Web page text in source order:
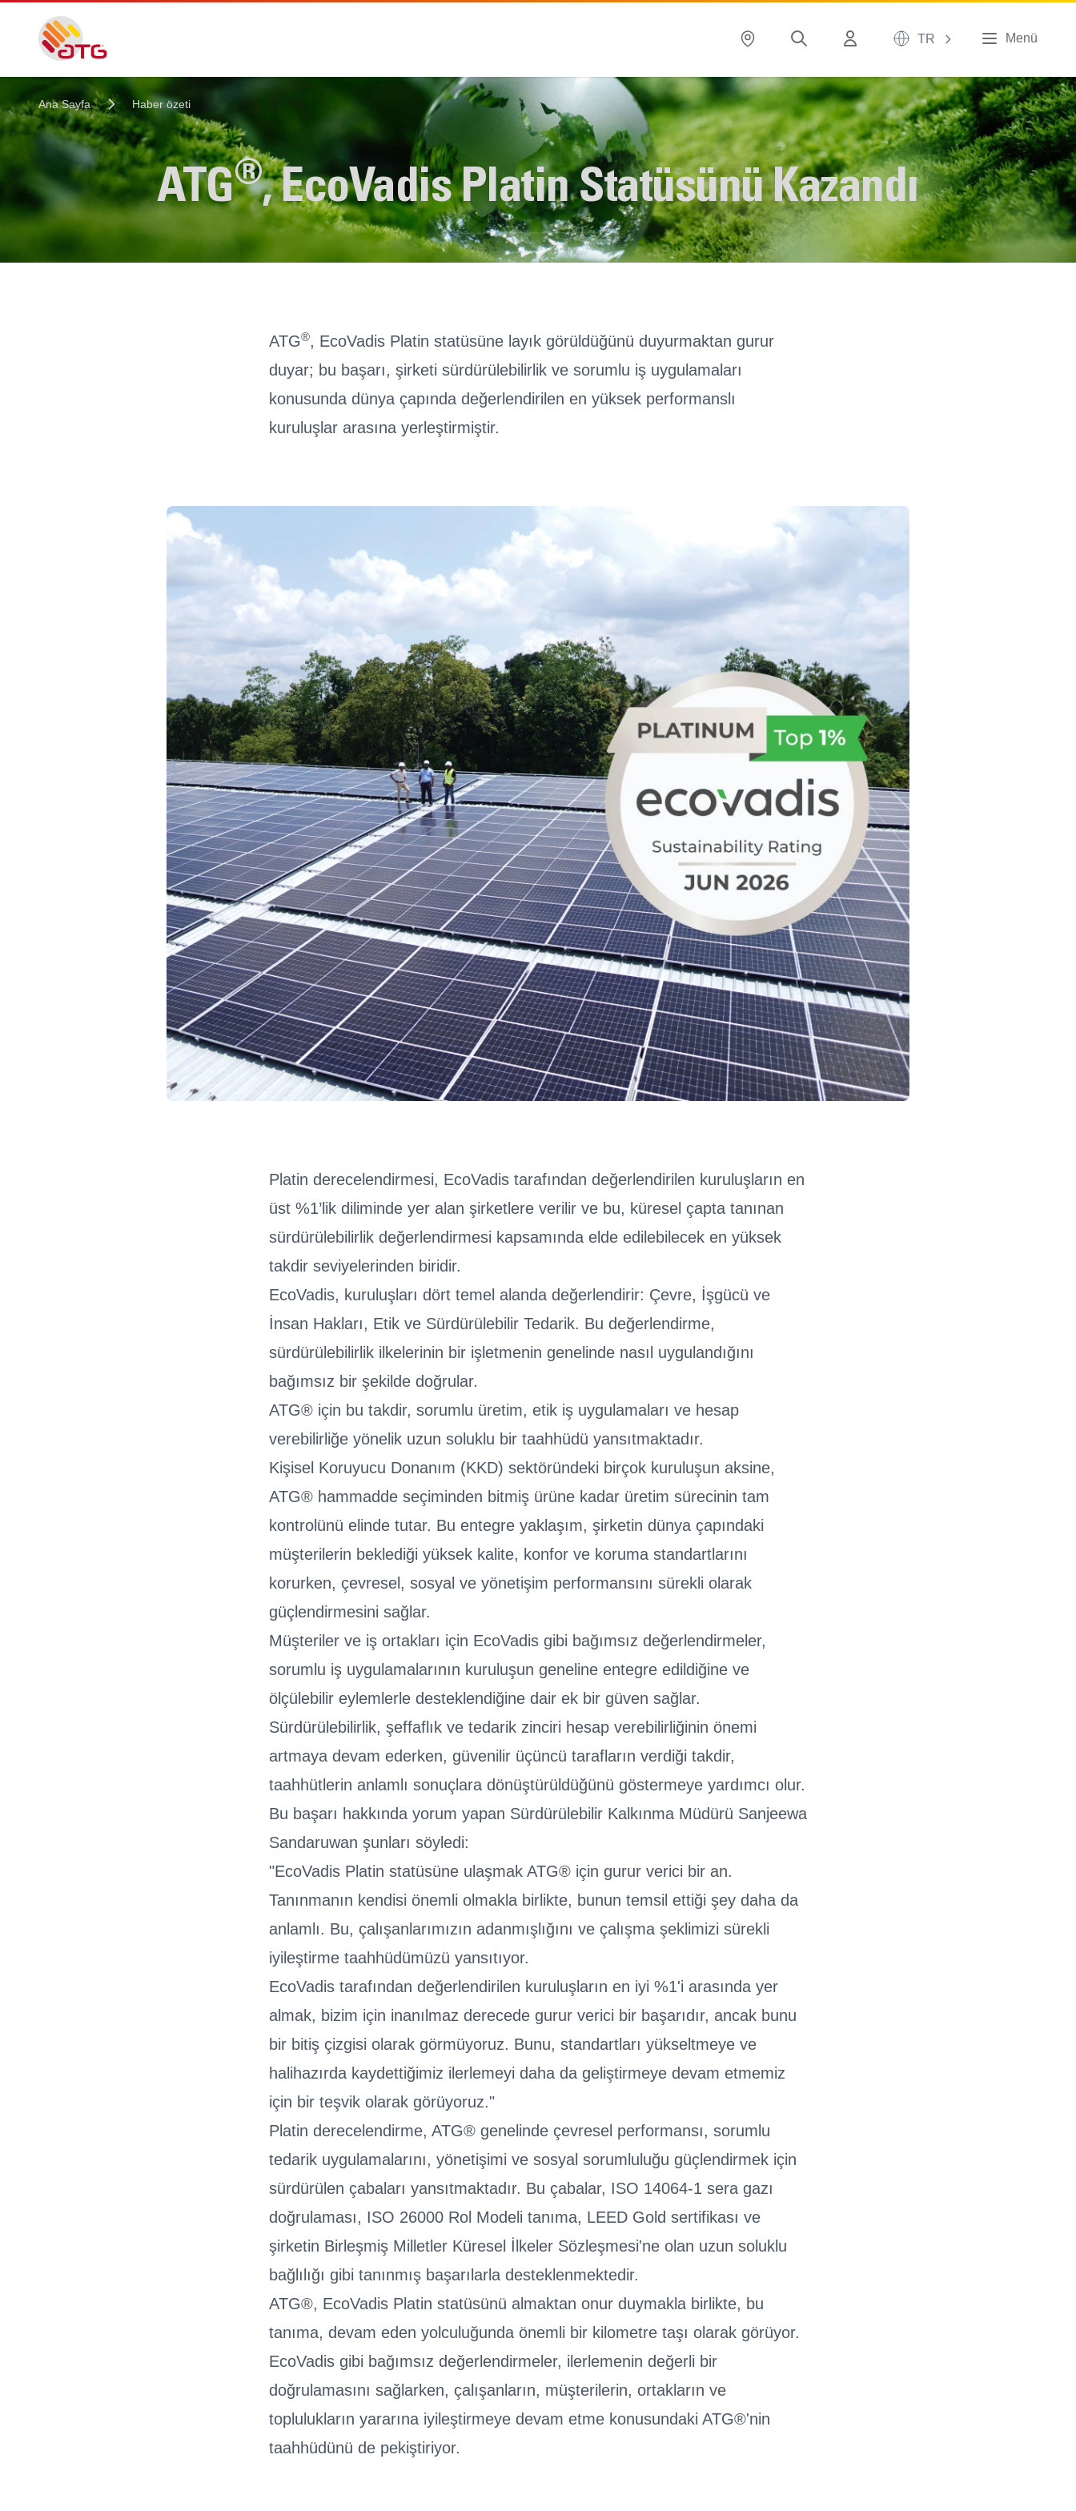
TR Menü
Ana Sayfa Haber özeti
ATG®, EcoVadis Platin Statüsünü Kazandı
ATG®, EcoVadis Platin statüsüne layık görüldüğünü duyurmaktan gurur
duyar; bu başarı, şirketi sürdürülebilirlik ve sorumlu iş uygulamaları
konusunda dünya çapında değerlendirilen en yüksek performanslı
kuruluşlar arasına yerleştirmiştir.
Platin derecelendirmesi, EcoVadis tarafından değerlendirilen kuruluşların en
üst %1’lik diliminde yer alan şirketlere verilir ve bu, küresel çapta tanınan
sürdürülebilirlik değerlendirmesi kapsamında elde edilebilecek en yüksek
takdir seviyelerinden biridir.
EcoVadis, kuruluşları dört temel alanda değerlendirir: Çevre, İşgücü ve
İnsan Hakları, Etik ve Sürdürülebilir Tedarik. Bu değerlendirme,
sürdürülebilirlik ilkelerinin bir işletmenin genelinde nasıl uygulandığını
bağımsız bir şekilde doğrular.
ATG® için bu takdir, sorumlu üretim, etik iş uygulamaları ve hesap
verebilirliğe yönelik uzun soluklu bir taahhüdü yansıtmaktadır.
Kişisel Koruyucu Donanım (KKD) sektöründeki birçok kuruluşun aksine,
ATG® hammadde seçiminden bitmiş ürüne kadar üretim sürecinin tam
kontrolünü elinde tutar. Bu entegre yaklaşım, şirketin dünya çapındaki
müşterilerin beklediği yüksek kalite, konfor ve koruma standartlarını
korurken, çevresel, sosyal ve yönetişim performansını sürekli olarak
güçlendirmesini sağlar.
Müşteriler ve iş ortakları için EcoVadis gibi bağımsız değerlendirmeler,
sorumlu iş uygulamalarının kuruluşun geneline entegre edildiğine ve
ölçülebilir eylemlerle desteklendiğine dair ek bir güven sağlar.
Sürdürülebilirlik, şeffaflık ve tedarik zinciri hesap verebilirliğinin önemi
artmaya devam ederken, güvenilir üçüncü tarafların verdiği takdir,
taahhütlerin anlamlı sonuçlara dönüştürüldüğünü göstermeye yardımcı olur.
Bu başarı hakkında yorum yapan Sürdürülebilir Kalkınma Müdürü Sanjeewa
Sandaruwan şunları söyledi:
"EcoVadis Platin statüsüne ulaşmak ATG® için gurur verici bir an.
Tanınmanın kendisi önemli olmakla birlikte, bunun temsil ettiği şey daha da
anlamlı. Bu, çalışanlarımızın adanmışlığını ve çalışma şeklimizi sürekli
iyileştirme taahhüdümüzü yansıtıyor.
EcoVadis tarafından değerlendirilen kuruluşların en iyi %1'i arasında yer
almak, bizim için inanılmaz derecede gurur verici bir başarıdır, ancak bunu
bir bitiş çizgisi olarak görmüyoruz. Bunu, standartları yükseltmeye ve
halihazırda kaydettiğimiz ilerlemeyi daha da geliştirmeye devam etmemiz
için bir teşvik olarak görüyoruz."
Platin derecelendirme, ATG® genelinde çevresel performansı, sorumlu
tedarik uygulamalarını, yönetişimi ve sosyal sorumluluğu güçlendirmek için
sürdürülen çabaları yansıtmaktadır. Bu çabalar, ISO 14064-1 sera gazı
doğrulaması, ISO 26000 Rol Modeli tanıma, LEED Gold sertifikası ve
şirketin Birleşmiş Milletler Küresel İlkeler Sözleşmesi'ne olan uzun soluklu
bağlılığı gibi tanınmış başarılarla desteklenmektedir.
ATG®, EcoVadis Platin statüsünü almaktan onur duymakla birlikte, bu
tanıma, devam eden yolculuğunda önemli bir kilometre taşı olarak görüyor.
EcoVadis gibi bağımsız değerlendirmeler, ilerlemenin değerli bir
doğrulamasını sağlarken, çalışanların, müşterilerin, ortakların ve
toplulukların yararına iyileştirmeye devam etme konusundaki ATG®'nin
taahhüdünü de pekiştiriyor.